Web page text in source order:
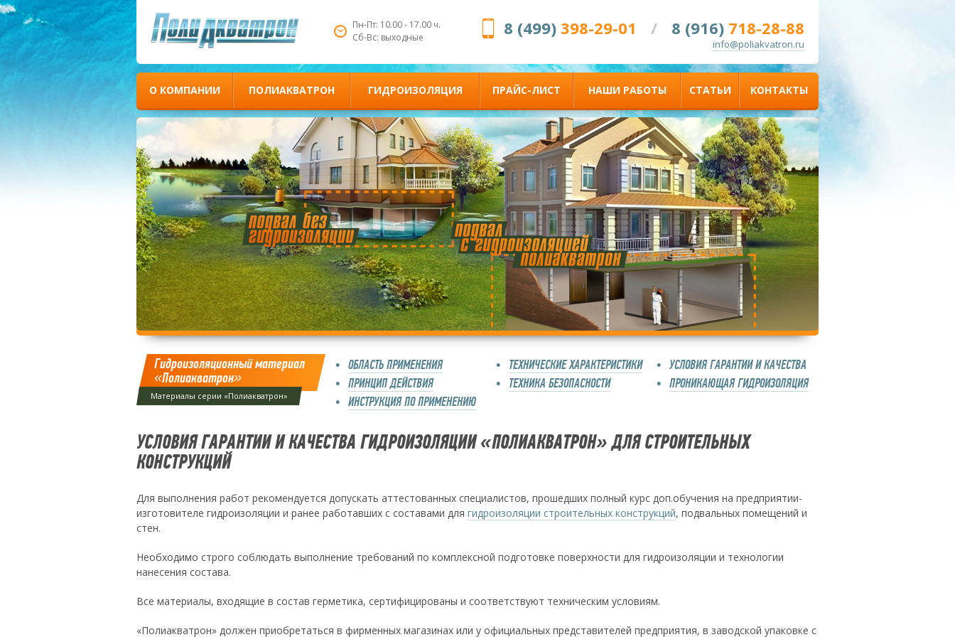
Пн-Пт: 10.00 - 17.00 ч.
Сб-Вс: выходные
8 (499) 398-29-01 / 8 (916) 718-28-88
info@poliakvatron.ru
О КОМПАНИИ ПОЛИАКВАТРОН ГИДРОИЗОЛЯЦИЯ ПРАЙС-ЛИСТ НАШИ РАБОТЫ СТАТЬИ КОНТАКТЫ
Гидроизоляционный материал
«Полиакватрон»
Материалы серии «Полиакватрон»
ОБЛАСТЬ ПРИМЕНЕНИЯ ТЕХНИЧЕСКИЕ ХАРАКТЕРИСТИКИ
УСЛОВИЯ ГАРАНТИИ И КАЧЕСТВА
ПРИНЦИП ДЕЙСТВИЯ
ТЕХНИКА БЕЗОПАСНОСТИ
ПРОНИКАЮЩАЯ ГИДРОИЗОЛЯЦИЯ
ИНСТРУКЦИЯ ПО ПРИМЕНЕНИЮ
УСЛОВИЯ ГАРАНТИИ И КАЧЕСТВА ГИДРОИЗОЛЯЦИИ «ПОЛИАКВАТРОН» ДЛЯ СТРОИТЕЛЬНЫХ
КОНСТРУКЦИЙ
Для выполнения работ рекомендуется допускать аттестованных специалистов, прошедших полный курс доп.обучения на предприятии-
изготовителе гидроизоляции и ранее работавших с составами для гидроизоляции строительных конструкций, подвальных помещений и
стен.
Необходимо строго соблюдать выполнение требований по комплексной подготовке поверхности для гидроизоляции и технологии
нанесения состава.
Все материалы, входящие в состав герметика, сертифицированы и соответствуют техническим условиям.
«Полиакватрон» должен приобретаться в фирменных магазинах или у официальных представителей предприятия, в заводской упаковке с